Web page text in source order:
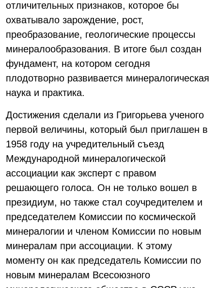
отличительных признаков, которое бы
охватывало зарождение, рост,
преобразование, геологические процессы
минералообразования. В итоге был создан
фундамент, на котором сегодня
плодотворно развивается минералогическая
наука и практика.
Достижения сделали из Григорьева ученого
первой величины, который был приглашен в
1958 году на учредительный съезд
Международной минералогической
ассоциации как эксперт с правом
решающего голоса. Он не только вошел в
президиум, но также стал соучредителем и
председателем Комиссии по космической
минералогии и членом Комиссии по новым
минералам при ассоциации. К этому
моменту он как председатель Комиссии по
новым минералам Всесоюзного